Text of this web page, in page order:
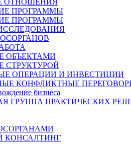
ОТНОШЕНИЯ
ПРОГРАММЫ
ПРОГРАММЫ
ОБЪЕКТАМИ
СТРУКТУРОЙ
ОПЕРАЦИИ И ИНВЕСТИЦИИ
КОНФЛИКТНЫЕ
бизнеса
ГРУППА ПРАКТИЧЕСКИХ
КОНСАЛТИНГ